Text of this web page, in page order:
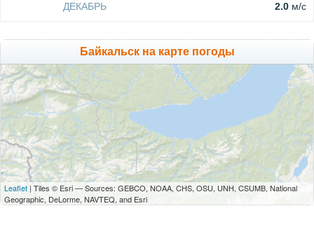
ДЕКАБРЬ
2.0 м/c
Байкальск на карте погоды
Leaflet | Tiles © Esri — Sources: GEBCO, NOAA, CHS, OSU, UNH, CSUMB, National
Geographic, DeLorme, NAVTEQ, and Esri